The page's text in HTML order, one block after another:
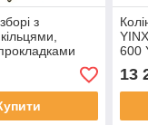
з
650 STELS
102-0000
600
13